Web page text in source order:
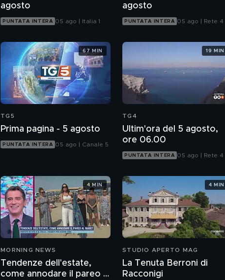
agosto
PUNTATA INTERA 05 ago | Italia 1
agosto
PUNTATA INTERA 05 ago | Rete 4
TG5
Prima pagina - 5 agosto
PUNTATA INTERA 05 ago | Canale 5
67 MIN
TG4
Ultim'ora del 5 agosto,
ore 06.00
PUNTATA INTERA 05 ago | Rete 4
19 MIN
MORNING NEWS
Tendenze dell'estate,
come annodare il pareo al
4 MIN
STUDIO APERTO MAG
La Tenuta Berroni di
Racconigi
4 MIN